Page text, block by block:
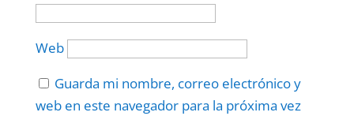
Web
Guarda mi nombre, correo electrónico y
web en este navegador para la próxima vez